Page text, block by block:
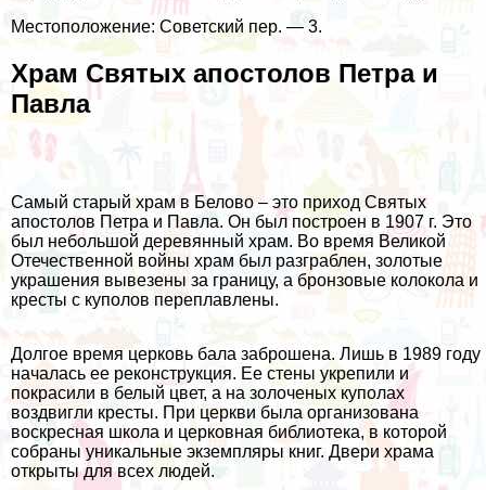
Местоположение: Советский пер. — 3.
Храм Святых апостолов Петра и
Павла
Самый старый храм в Белово – это приход Святых
апостолов Петра и Павла. Он был построен в 1907 г. Это
был небольшой деревянный храм. Во время Великой
Отечественной войны храм был разграблен, золотые
украшения вывезены за границу, а бронзовые колокола и
кресты с куполов переплавлены.
Долгое время церковь бала заброшена. Лишь в 1989 году
началась ее реконструкция. Ее стены укрепили и
покрасили в белый цвет, а на золоченых куполах
воздвигли кресты. При церкви была организована
воскресная школа и церковная библиотека, в которой
собраны уникальные экземпляры книг. Двери храма
открыты для всех людей.